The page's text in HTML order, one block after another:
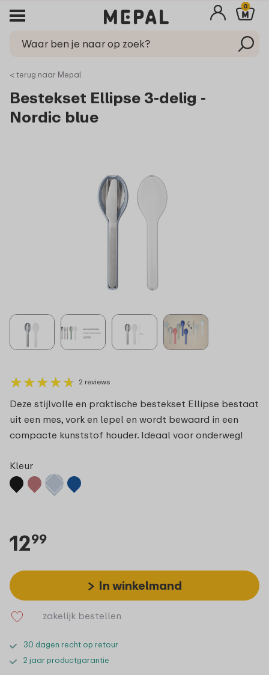
0
< terug naar Mepal
Bestekset Ellipse 3-delig -
Nordic blue
★★★★★
★★★★★ 2 reviews
Deze stijlvolle en praktische bestekset Ellipse bestaat
uit een mes, vork en lepel en wordt bewaard in een
compacte kunststof houder. Ideaal voor onderweg!
Kleur
1299
In winkelmand
zakelijk bestellen
30 dagen recht op retour
2 jaar productgarantie